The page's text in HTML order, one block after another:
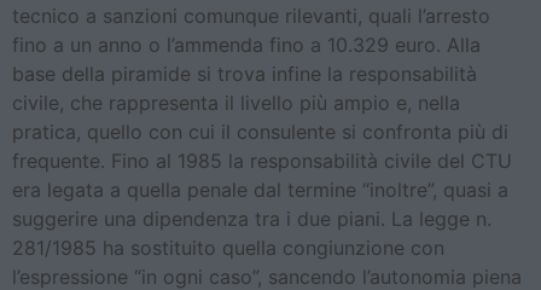
tecnico a sanzioni comunque rilevanti, quali l’arresto
fino a un anno o l’ammenda fino a 10.329 euro. Alla
base della piramide si trova infine la responsabilità
civile, che rappresenta il livello più ampio e, nella
pratica, quello con cui il consulente si confronta più di
frequente. Fino al 1985 la responsabilità civile del CTU
era legata a quella penale dal termine “inoltre”, quasi a
suggerire una dipendenza tra i due piani. La legge n.
281/1985 ha sostituito quella congiunzione con
l’espressione “in ogni caso”, sancendo l’autonomia piena